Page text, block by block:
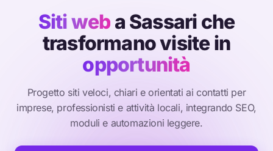
Siti web a Sassari che
trasformano visite in
opportunità
Progetto siti veloci, chiari e orientati ai contatti per
imprese, professionisti e attività locali, integrando SEO,
moduli e automazioni leggere.